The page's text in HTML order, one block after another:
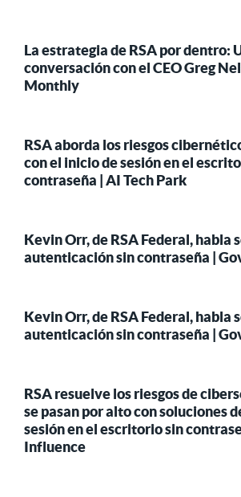
La estrategia de RSA por dentro:
conversación con el CEO Greg
Monthly
RSA aborda los riesgos
con el inicio de sesión en el
contraseña | AI Tech Park
Kevin Orr, de RSA Federal, habla
autenticación sin contraseña |
Kevin Orr, de RSA Federal, habla
autenticación sin contraseña |
RSA resuelve los riesgos de
se pasan por alto con soluciones
sesión en el escritorio sin
Influence